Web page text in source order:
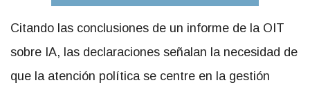
Citando las conclusiones de un informe de la OIT
sobre IA, las declaraciones señalan la necesidad de
que la atención política se centre en la gestión